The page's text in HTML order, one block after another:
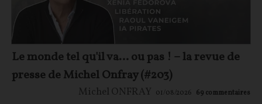
Le monde tel qu'il va… ou pas ! – la revue de
presse de Michel Onfray (#203)
Michel ONFRAY 01/08/2026 69 commentaires